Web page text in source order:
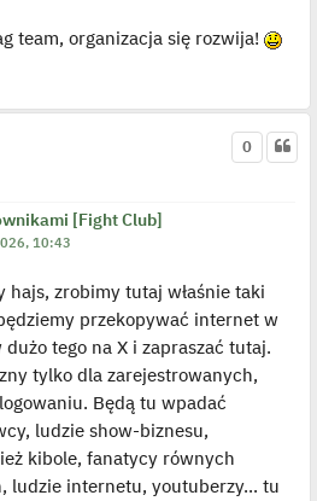
team, organizacja się rozwija!
[Fight Club]
0
10:43
hajs, zrobimy tutaj właśnie taki
przekopywać internet w
tego na X i zapraszać tutaj.
tylko dla zarejestrowanych,
Będą tu wpadać
ludzie show-biznesu,
kibole, fanatycy równych
ludzie internetu, youtuberzy... tu